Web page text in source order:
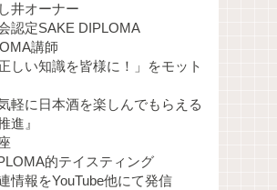
井オーナー
認定SAKE DIPLOMA
講師
しい知識を皆様に！」をモット
軽に日本酒を楽しんでもらえる
進』
的テイスティング
情報をYouTube他にて発信